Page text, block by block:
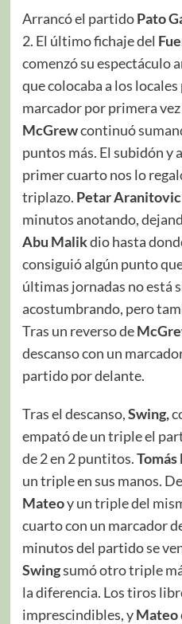
Arrancó el partidoPato
2. El último fichaje del
comenzó su espectáculo
que colocaba a los
marcador por primera
McGrewcontinuó
puntos más. El subidón y
primer cuarto nos lo
triplazo. Petar Aranitovic
minutos anotando,
Abu Malikdio hasta
consiguió algún punto
últimas jornadas no está
acostumbrando, pero
Tras un reverso de
descanso con un
partido por delante.
Tras el descanso,Swing,
empató de un triple el
de 2 en 2 puntitos.Tomás
un triple en sus manos.
Mateoy un triple del
cuarto con un marcador
minutos del partido se
Swingsumó otro triple
la diferencia. Los tiros
imprescindibles, yMateo